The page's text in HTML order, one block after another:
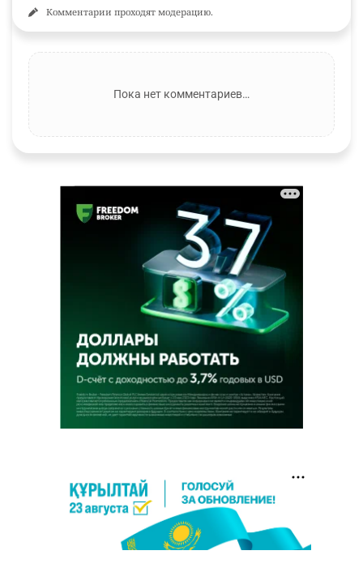
Комментарии проходят модерацию.
Пока нет комментариев…